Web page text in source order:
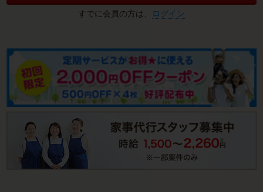
すでに会員の方は、 ログイン